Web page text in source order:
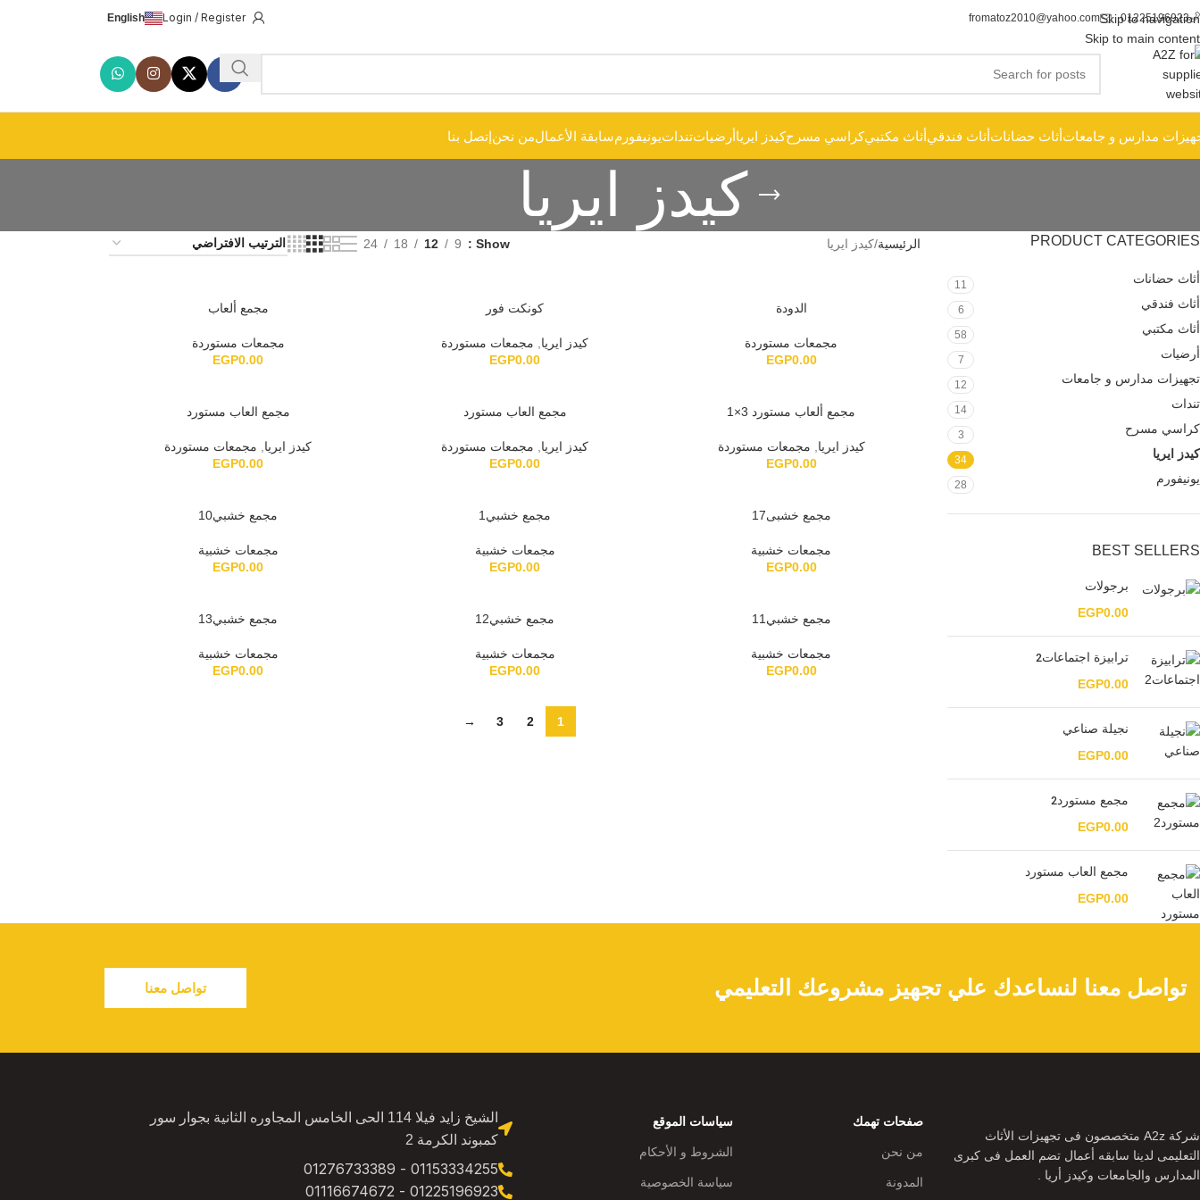
Skip to navigation
Skip to main content
01225196923
fromatoz2010@yahoo.com
Login / Register
English
مدارس و جامعاتأثاث حضاناتأثاث فندقيأثاث مكتبيكراسي مسرحكيدز ايرياأرضياتتنداتيونيفورمسابقة الأعمالمن نحنإتصل بنا
كيدز ايريا
PRODUCT CATEGORIES
أثاث حضانات 11
أثاث فندقي 6
أثاث مكتبي 58
أرضيات 7
تجهيزات مدارس و جامعات 12
تندات 14
كراسي مسرح 3
كيدز ايريا 34
يونيفورم 28
BEST SELLERS
برجولات
EGP0.00
ترابيزة اجتماعات2
EGP0.00
نجيلة صناعي
EGP0.00
مجمع مستورد2
EGP0.00
مجمع العاب مستورد
EGP0.00
الرئيسية كيدز ايريا Show
9
12
18
24
الدودة
مجمعات مستوردة
EGP0.00
كونكت فور
كيدز ايريا
مجمعات مستوردة
EGP0.00
مجمع ألعاب
مجمعات مستوردة
EGP0.00
مجمع ألعاب مستورد 3×1
كيدز ايريا
مجمعات مستوردة
EGP0.00
مجمع العاب مستورد
كيدز ايريا
مجمعات مستوردة
EGP0.00
مجمع العاب مستورد
كيدز ايريا
مجمعات مستوردة
EGP0.00
مجمع خشبى17
مجمعات خشبية
EGP0.00
مجمع خشبي1
مجمعات خشبية
EGP0.00
مجمع خشبي10
مجمعات خشبية
EGP0.00
مجمع خشبي11
مجمعات خشبية
EGP0.00
مجمع خشبي12
مجمعات خشبية
EGP0.00
مجمع خشبي13
مجمعات خشبية
EGP0.00
1
2
3
→
تواصل معنا لنساعدك علي تجهيز مشروعك التعليمي تواصل معنا
شركة A2z متخصصون فى تجهيزات الأثاث
التعليمى لدينا سابقه أعمال تضم العمل فى كبرى
المدارس والجامعات وكيدز أريا .
صفحات تهمك
من نحن
المدونة
سياسات الموقع
الشروط و الأحكام
سياسة الخصوصية
الشيخ زايد فيلا 114 الحى الخامس المجاوره الثانية بجوار سور
كمبوند الكرمة 2
01153334255 - 01276733389
01225196923 - 01116674672